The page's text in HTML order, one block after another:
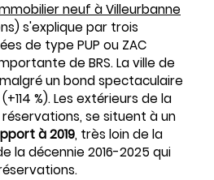
neuf à Villeurbanne
s'explique par trois
de type PUP ou ZAC
de BRS. La ville de
malgré un bond spectaculaire
%). Les extérieurs de la
se situent à un
à 2019, très loin de la
la décennie 2016-2025 qui